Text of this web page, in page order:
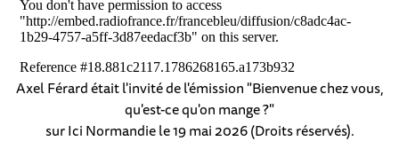
Axel Férard était l'invité de l'émission "Bienvenue chez vous,
qu'est-ce qu'on mange ?"
sur Ici Normandie le 19 mai 2026 (Droits réservés).